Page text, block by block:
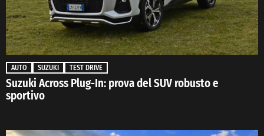
AUTO SUZUKI TEST DRIVE
Suzuki Across Plug-In: prova del SUV robusto e
sportivo